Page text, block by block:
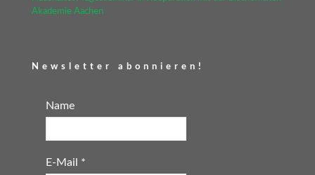
Akademie Aachen
Newsletter abonnieren!
Name
E-Mail *